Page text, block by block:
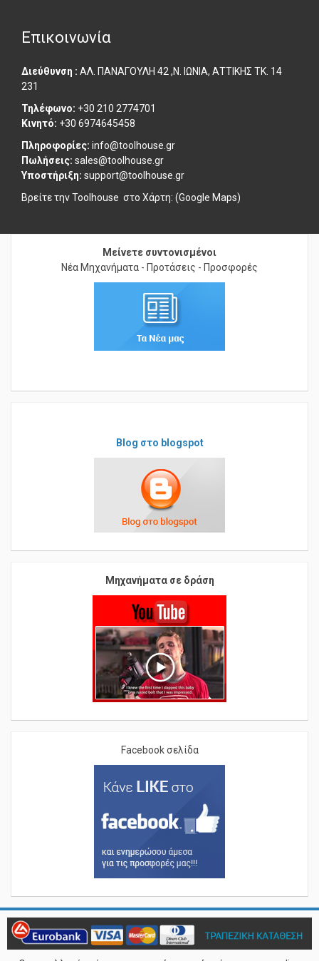
Επικοινωνία
Διεύθυνση :
ΑΛ. ΠΑΝΑΓΟΥΛΗ 42 ,Ν. ΙΩΝΙΑ, ΑΤΤΙΚΗΣ ΤΚ. 14
Τηλέφωνο: +30 210 2774701
Κινητό:
Πληροφορίες:
info@toolhouse.gr
Πωλήσεις:
sales@toolhouse.gr
Υποστήριξη:
support@toolhouse.gr
Βρείτε την Toolhouse στο
Χάρτη: (Google Maps)
Μείνετε συντονισμένοι
Νέα Μηχανήματα - Προτάσεις - Προσφορές
Blog στο blogspot
Μηχανήματα σε δράση